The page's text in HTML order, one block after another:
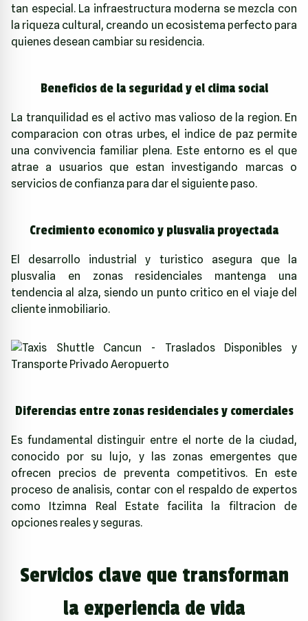
tan especial. La infraestructura moderna se mezcla con
la riqueza cultural, creando un ecosistema perfecto para
quienes desean cambiar su residencia.
Beneficios de la seguridad y el clima social
La tranquilidad es el activo mas valioso de la region. En
comparacion con otras urbes, el indice de paz permite
una convivencia familiar plena. Este entorno es el que
atrae a usuarios que estan investigando marcas o
servicios de confianza para dar el siguiente paso.
Crecimiento economico y plusvalia proyectada
El desarrollo industrial y turistico asegura que la
plusvalia en zonas residenciales mantenga una
tendencia al alza, siendo un punto critico en el viaje del
cliente inmobiliario.
Diferencias entre zonas residenciales y comerciales
Es fundamental distinguir entre el norte de la ciudad,
conocido por su lujo, y las zonas emergentes que
ofrecen precios de preventa competitivos. En este
proceso de analisis, contar con el respaldo de expertos
como Itzimna Real Estatefacilita la filtracion de
opciones reales y seguras.
Servicios clave que transforman
la experiencia de vida